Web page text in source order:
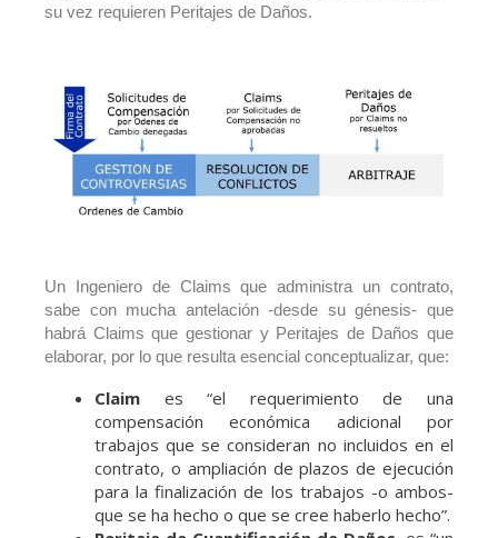
su vez requieren Peritajes de Daños.
Un Ingeniero de Claims que administra un contrato,
sabe con mucha antelación -desde su génesis- que
habrá Claims que gestionar y Peritajes de Daños que
elaborar, por lo que resulta esencial conceptualizar, que:
Claim es “el requerimiento de una
compensación económica adicional por
trabajos que se consideran no incluidos en el
contrato, o ampliación de plazos de ejecución
para la finalización de los trabajos -o ambos-
que se ha hecho o que se cree haberlo hecho”.